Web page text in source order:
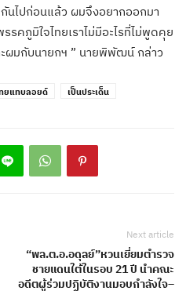
นไปก่อนแล้ว ผมจึงอยากออกมา
รคภูมิใจไทยเราไม่มีอะไรที่ไม่พูดคุย
ผมกับนายกฯ ” นายพิพัฒน์ กล่าว
ยแทบลอยด์ เป็นประเด็น
Next article
“พล.ต.อ.อดุลย์”หวนเยี่ยมตำรวจ
ชายแดนใต้ในรอบ 21 ปี นำคณะ
อดีตผู้ร่วมปฏิบัติงานมอบกำลังใจ–